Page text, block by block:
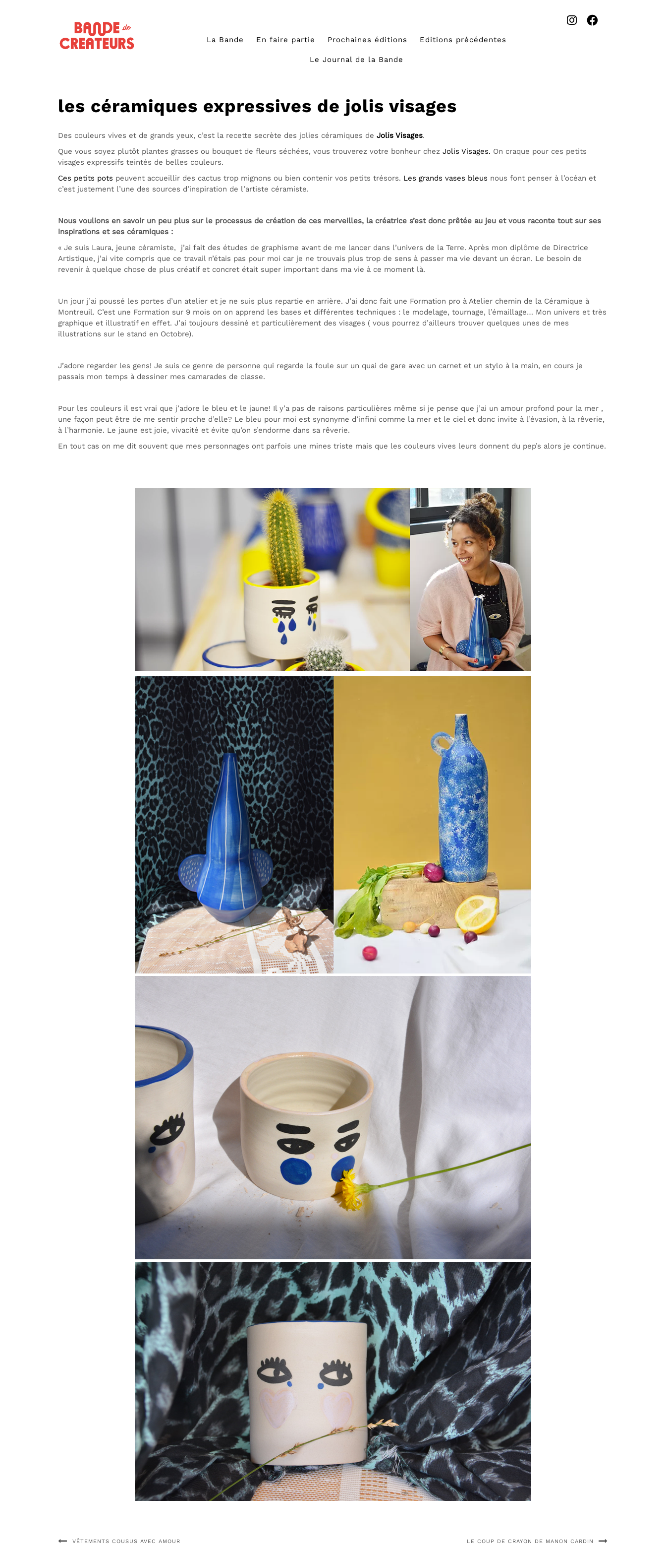
La Bande En faire partie Prochaines éditions Editions précédentes
Le Journal de la Bande
les céramiques expressives de jolis visages
Des couleurs vives et de grands yeux, c’est la recette secrète des jolies céramiques de Jolis Visages.
Que vous soyez plutôt plantes grasses ou bouquet de fleurs séchées, vous trouverez votre bonheur chez Jolis Visages. On craque pour ces petits
visages expressifs teintés de belles couleurs.
Ces petits pots peuvent accueillir des cactus trop mignons ou bien contenir vos petits trésors. Les grands vases bleus nous font penser à l’océan et
c’est justement l’une des sources d’inspiration de l’artiste céramiste.
Nous voulions en savoir un peu plus sur le processus de création de ces merveilles, la créatrice s’est donc prêtée au jeu et vous raconte tout sur ses
inspirations et ses céramiques :
« Je suis Laura, jeune céramiste, j’ai fait des études de graphisme avant de me lancer dans l’univers de la Terre. Après mon diplôme de Directrice
Artistique, j’ai vite compris que ce travail n’étais pas pour moi car je ne trouvais plus trop de sens à passer ma vie devant un écran. Le besoin de
revenir à quelque chose de plus créatif et concret était super important dans ma vie à ce moment là.
Un jour j’ai poussé les portes d’un atelier et je ne suis plus repartie en arrière. J’ai donc fait une Formation pro à Atelier chemin de la Céramique à
Montreuil. C’est une Formation sur 9 mois on on apprend les bases et différentes techniques : le modelage, tournage, l’émaillage… Mon univers et très
graphique et illustratif en effet. J’ai toujours dessiné et particulièrement des visages ( vous pourrez d’ailleurs trouver quelques unes de mes
illustrations sur le stand en Octobre).
J’adore regarder les gens! Je suis ce genre de personne qui regarde la foule sur un quai de gare avec un carnet et un stylo à la main, en cours je
passais mon temps à dessiner mes camarades de classe.
Pour les couleurs il est vrai que j’adore le bleu et le jaune! Il y’a pas de raisons particulières même si je pense que j’ai un amour profond pour la mer ,
une façon peut être de me sentir proche d’elle? Le bleu pour moi est synonyme d’infini comme la mer et le ciel et donc invite à l’évasion, à la rêverie,
à l’harmonie. Le jaune est joie, vivacité et évite qu’on s’endorme dans sa rêverie.
En tout cas on me dit souvent que mes personnages ont parfois une mines triste mais que les couleurs vives leurs donnent du pep’s alors je continue.
VÊTEMENTS COUSUS AVEC AMOUR LE COUP DE CRAYON DE MANON CARDIN